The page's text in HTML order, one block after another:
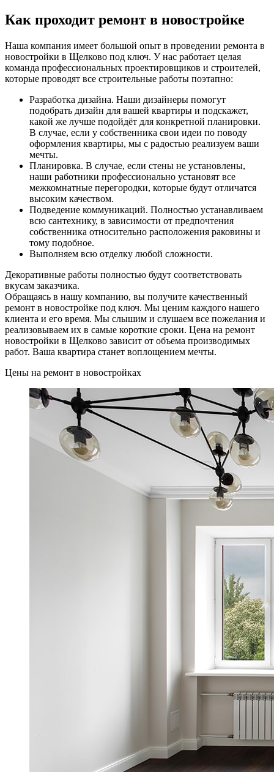
Как проходит ремонт в новостройке
Наша компания имеет большой опыт в проведении ремонта в
новостройки в Щелково под ключ. У нас работает целая
команда профессиональных проектировщиков и строителей,
которые проводят все строительные работы поэтапно:
Разработка дизайна. Наши дизайнеры помогут
подобрать дизайн для вашей квартиры и подскажет,
какой же лучше подойдёт для конкретной планировки.
В случае, если у собственника свои идеи по поводу
оформления квартиры, мы с радостью реализуем ваши
мечты.
Планировка. В случае, если стены не установлены,
наши работники профессионально установят все
межкомнатные перегородки, которые будут отличатся
высоким качеством.
Подведение коммуникаций. Полностью устанавливаем
всю сантехнику, в зависимости от предпочтения
собственника относительно расположения раковины и
тому подобное.
Выполняем всю отделку любой сложности.
Декоративные работы полностью будут соответствовать
вкусам заказчика.
Обращаясь в нашу компанию, вы получите качественный
ремонт в новостройке под ключ. Мы ценим каждого нашего
клиента и его время. Мы слышим и слушаем все пожелания и
реализовываем их в самые короткие сроки. Цена на ремонт
новостройки в Щелково зависит от объема производимых
работ. Ваша квартира станет воплощением мечты.
Цены на ремонт в новостройках